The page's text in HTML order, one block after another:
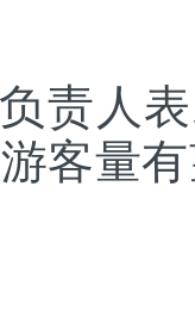
责人
客量